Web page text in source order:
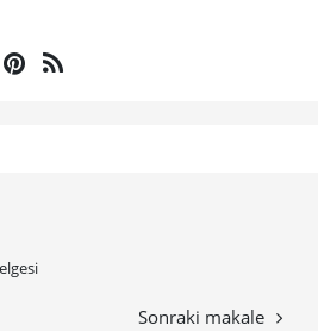
Sonraki makale